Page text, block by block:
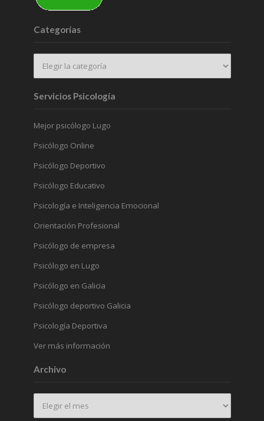
Categorías
Servicios Psicología
Mejor psicólogo Lugo
Psicólogo Online
Psicólogo Deportivo
Psicólogo Educativo
Psicología e Inteligencia Emocional
Orientación Profesional
Psicólogo de empresa
Psicólogo en Lugo
Psicólogo en Galicia
Psicólogo deportivo Galicia
Psicología Deportiva
Ver más información
Archivo
Archivo